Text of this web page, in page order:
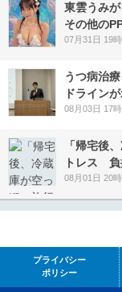
東雲うみ
その他の
07月31日 19
うつ病治
ドライン
08月03日 17
「帰宅後
トレス 負
08月01日 20
プライバシー
ポリシー